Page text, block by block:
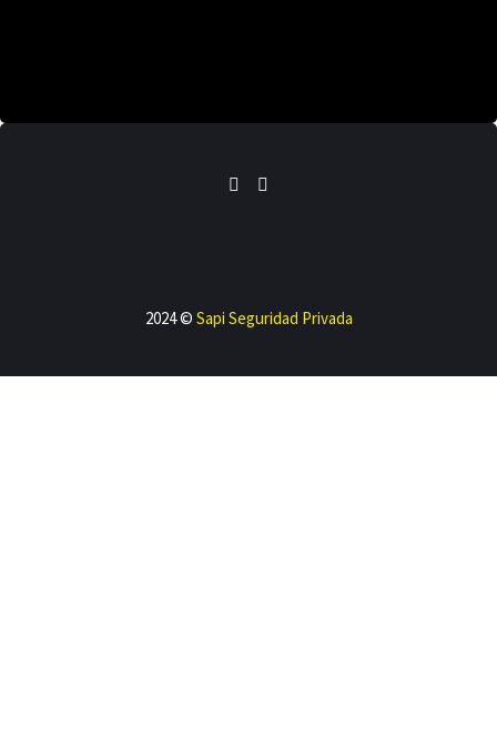
2024 © Sapi Seguridad Privada